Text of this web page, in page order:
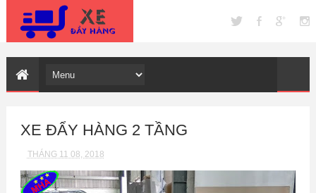
XE ĐẨY HÀNG 2 TẦNG
THÁNG 11 08, 2018